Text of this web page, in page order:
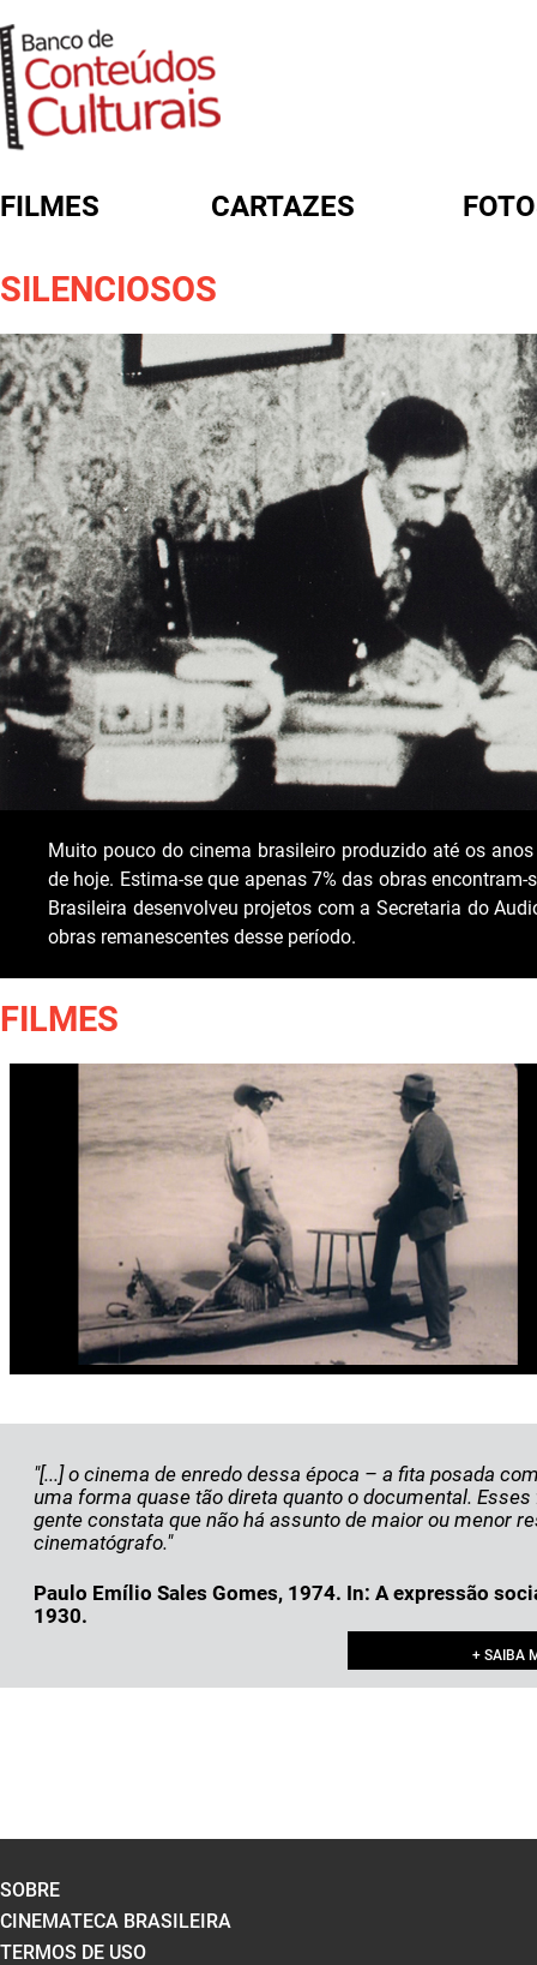
FILMES CARTAZES
SILENCIOSOS
Muito pouco do cinema brasileiro produzido até os
de hoje. Estima-se que apenas 7% das obras
Brasileira desenvolveu projetos com a Secretaria do
obras remanescentes desse período.
FILMES
"[...] o cinema de enredo dessa época – a fita posada
uma forma quase tão direta quanto o documental.
gente constata que não há assunto de maior ou menor
cinematógrafo."
Paulo Emílio Sales Gomes, 1974. In: A expressão
1930.
+ SAIBA
FORMULÁRIO DE BUSCA
SOBRE
CINEMATECA BRASILEIRA
TERMOS DE USO